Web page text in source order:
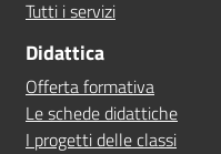
Tutti i servizi
Didattica
Offerta formativa
Le schede didattiche
I progetti delle classi